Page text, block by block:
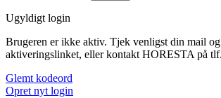
Ugyldigt login
Brugeren er ikke aktiv. Tjek venligst din mail
aktiveringslinket, eller kontakt HORESTA på
Glemt kodeord
Opret nyt login